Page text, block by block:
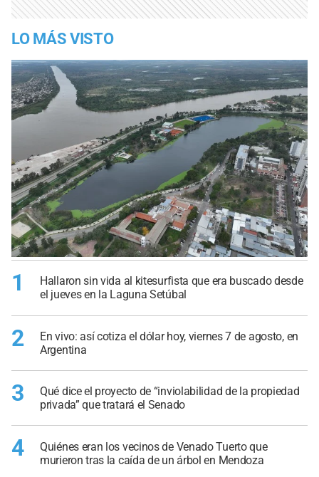
LO MÁS VISTO
1
Hallaron sin vida al kitesurfista que era buscado desde
el jueves en la Laguna Setúbal
2
En vivo: así cotiza el dólar hoy, viernes 7 de agosto, en
Argentina
3
Qué dice el proyecto de “inviolabilidad de la propiedad
privada” que tratará el Senado
4
Quiénes eran los vecinos de Venado Tuerto que
murieron tras la caída de un árbol en Mendoza